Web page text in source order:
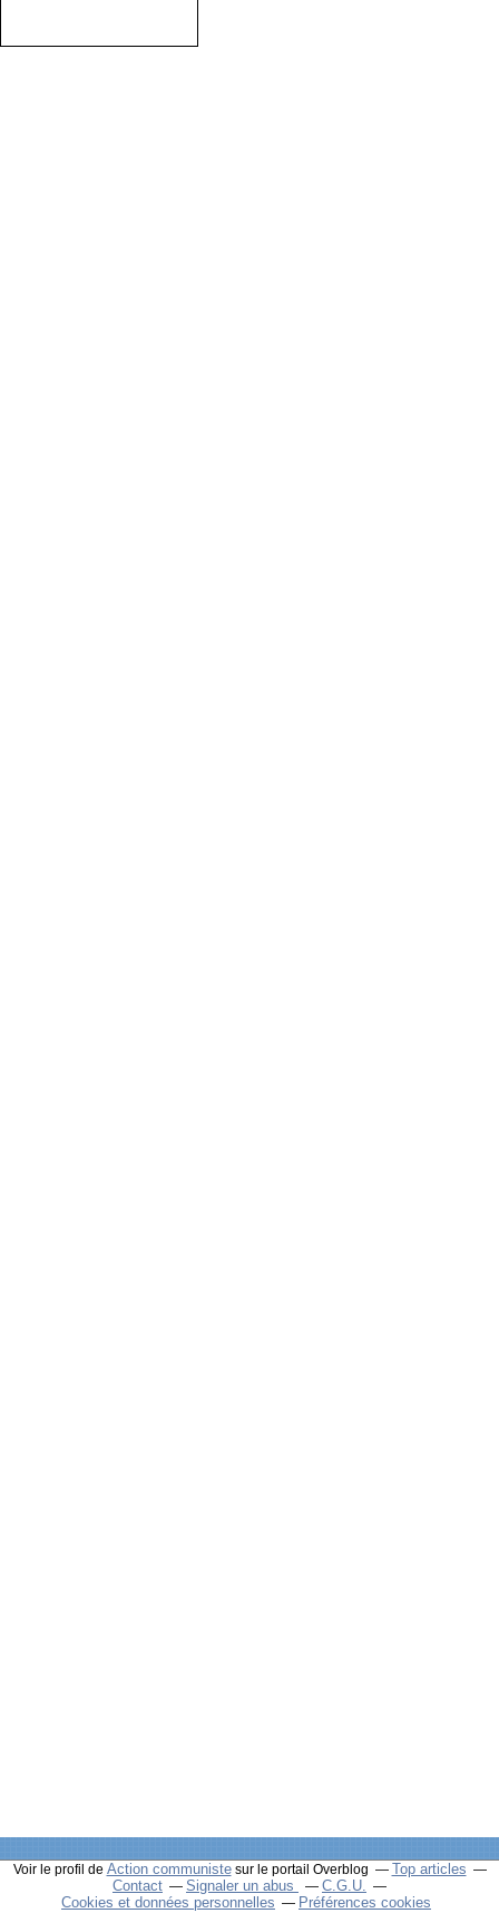
Voir le profil de Action communistesur le portail Overblog
Top articles
Contact
Signaler un abus
C.G.U.
Cookies et données personnelles
Préférences cookies